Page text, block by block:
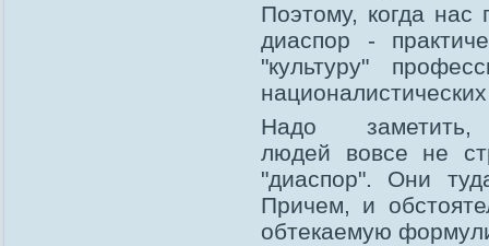
Поэтому, когда нас
диаспор -
"культуру"
Надо
людей вовсе не
"диаспор". Они
Причем, и
обтекаемую